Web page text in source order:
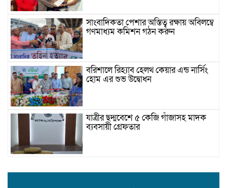
সাংবাদিকতা পেশার অস্তিত্ব রক্ষায় অবিলম্বে
গণমাধ্যম কমিশন গঠন করুন
বরিশালে রিহ্যাব হেলথ কেয়ার এন্ড নার্সিং
হোম এর শুভ উদ্বোধন
যাত্রীর ছদ্মবেশে ৫ কেজি গাঁজাসহ মাদক
ব্যবসায়ী গ্রেফতার
সেবীর ১৪ বছরে কিশোরী কন্যাকে বিয়ে,